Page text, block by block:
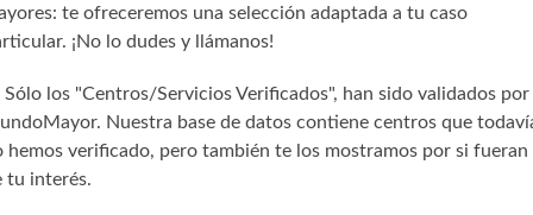
te ofreceremos una selección adaptada a tu caso
¡No lo dudes y llámanos!
Sólo los "Centros/Servicios Verificados", han sido validados por
Nuestra base de datos contiene centros que
hemos verificado, pero también te los mostramos por si fueran
tu interés.